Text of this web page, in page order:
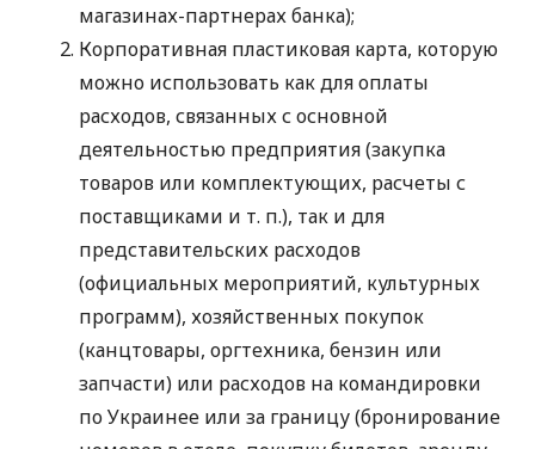
магазинах-партнерах банка);
Корпоративная пластиковая карта, которую
можно использовать как для оплаты
расходов, связанных с основной
деятельностью предприятия (закупка
товаров или комплектующих, расчеты с
поставщиками и т. п.), так и для
представительских расходов
(официальных мероприятий, культурных
программ), хозяйственных покупок
(канцтовары, оргтехника, бензин или
запчасти) или расходов на командировки
по Украинее или за границу (бронирование